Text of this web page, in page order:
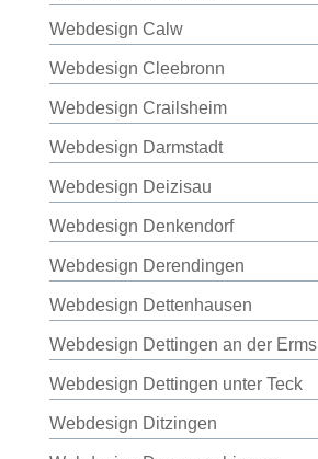
Webdesign Calw
Webdesign Cleebronn
Webdesign Crailsheim
Webdesign Darmstadt
Webdesign Deizisau
Webdesign Denkendorf
Webdesign Derendingen
Webdesign Dettenhausen
Webdesign Dettingen an der Erms
Webdesign Dettingen unter Teck
Webdesign Ditzingen